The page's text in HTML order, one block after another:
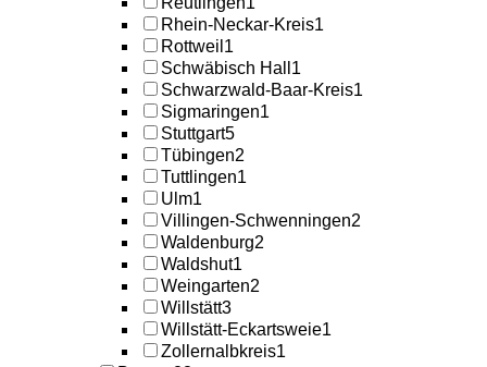
Rhein-Neckar-Kreis1
Rottweil 1
Schwäbisch Hall 1
Schwarzwald-Baar-Kreis1
Sigmaringen1
Stuttgart5
Tübingen2
Tuttlingen1
Ulm1
Villingen-Schwenningen2
Waldenburg2
Waldshut1
Weingarten2
Willstätt3
Willstätt-Eckartsweie1
Zollernalbkreis1